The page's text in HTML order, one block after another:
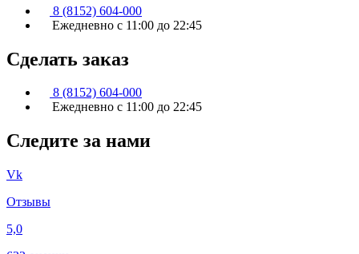
8 (8152) 604-000
Ежедневно с 11:00 до 22:45
Сделать заказ
8 (8152) 604-000
Ежедневно с 11:00 до 22:45
Следите за нами
Vk
Отзывы
5,0